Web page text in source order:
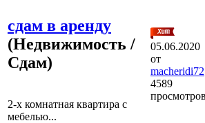
сдам в аренду
(Недвижимость /
Сдам)
2-х комнатная квартира с
мебелью...
05.06.2020
от
macheridi72
4589